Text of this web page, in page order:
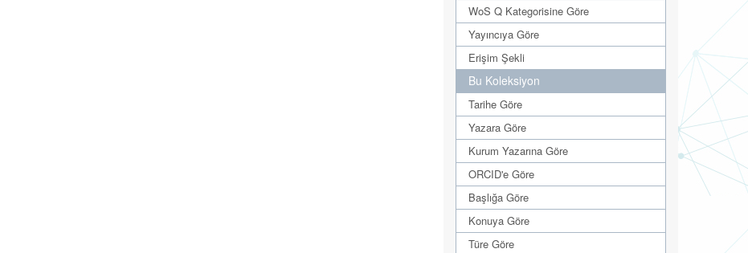
WoS Q Kategorisine Göre
Yayıncıya Göre
Erişim Şekli
Bu Koleksiyon
Tarihe Göre
Yazara Göre
Kurum Yazarına Göre
ORCID'e Göre
Başlığa Göre
Konuya Göre
Türe Göre